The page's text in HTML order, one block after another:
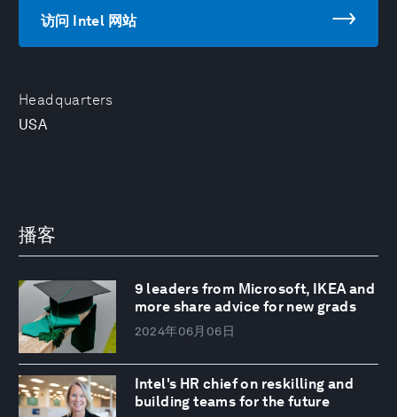
Headquarters
USA
访问 Intel 网站
播客
9 leaders from Microsoft, IKEA and
more share advice for new grads
2024年06月06日
Intel's HR chief on reskilling and
building teams for the future